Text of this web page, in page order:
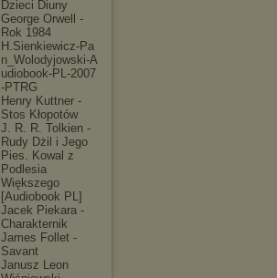
Dzieci Diuny
George Orwell -
Rok 1984
H.Sienkiewicz-Pa
n_Wolodyjowski-A
udiobook-PL-2007
-PTRG
Henry Kuttner -
Stos Kłopotów
J. R. R. Tolkien -
Rudy Dżil i Jego
Pies. Kowal z
Podlesia
Większego
[Audiobook PL]
Jacek Piekara -
Charakternik
James Follet -
Savant
Janusz Leon